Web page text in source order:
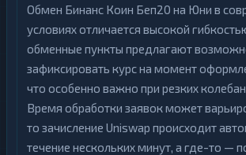
Обмен Бинанс Коин Беп20 на Юни в
условиях отличается высокой
обменные пункты предлагают
зафиксировать курс на момент
что особенно важно при резких
Время обработки заявок может
то зачисление Uniswap происходит
течение нескольких минут, а где-то —